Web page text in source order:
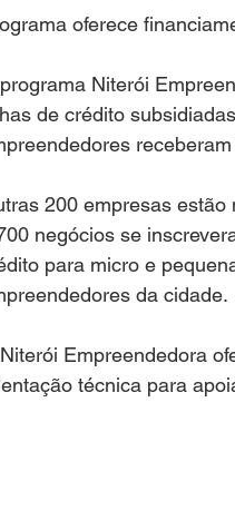
PÚBLICA ANISTIA
oferece
Niterói
de crédito
200 empresas estão
negócios se
para micro e
da cidade.
Empreendedora
técnica para